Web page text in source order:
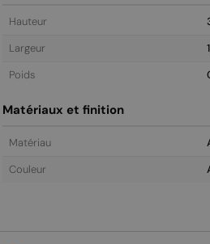
Hauteur
Largeur
Poids
Matériaux et finition
Matériau
Couleur